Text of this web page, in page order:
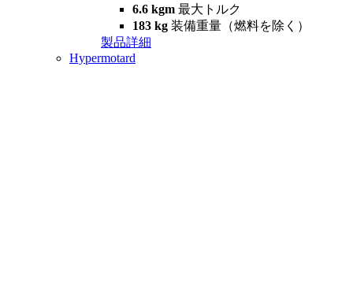
6.6 kgm 最大トルク
183 kg 装備重量（燃料を除く）
製品詳細
Hypermotard